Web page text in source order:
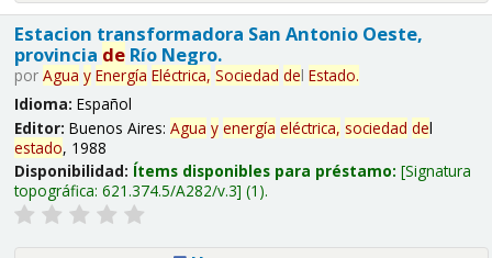
Estacion transformadora San Antonio Oeste,
provincia deRío Negro.
por Agua y Energía Eléctrica, Sociedad del Estado.
Idioma: Español
Editor: Buenos Aires: Agua y energía eléctrica, sociedad del
estado, 1988
Disponibilidad: Ítems disponibles para préstamo: Signatura
topográfica: 621.374.5/A282/v.3 (1).